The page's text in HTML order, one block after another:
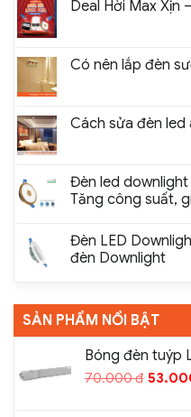
Deal Hời Max Xịn
Có nên lắp đèn
Cách sửa đèn led
Đèn led downlight
Tăng công suất,
Đèn LED
đèn Downlight
SẢN PHẨM NỔI BẬT
Bóng đèn tuýp
70.000đ